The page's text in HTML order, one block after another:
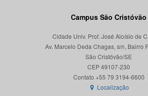
Campus São Cristóvão
Cidade Univ. Prof. José Aloísio de
Av. Marcelo Deda Chagas, s/n, Bairro
São Cristóvão/SE
CEP 49107-230
Localização